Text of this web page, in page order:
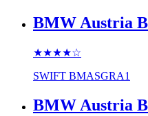
BMW Austria
★★★★☆
SWIFT BMASGRA1
BMW Austria